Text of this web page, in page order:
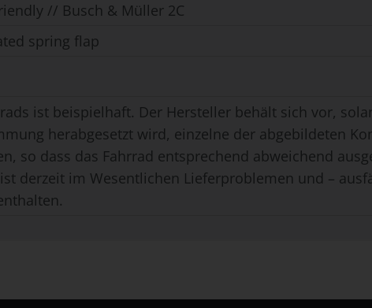
// Busch & Müller 2C
spring flap
ist beispielhaft. Der Hersteller behält sich vor,
herabgesetzt wird, einzelne der abgebildeten
so dass das Fahrrad entsprechend abweichend
derzeit im Wesentlichen Lieferproblemen und –